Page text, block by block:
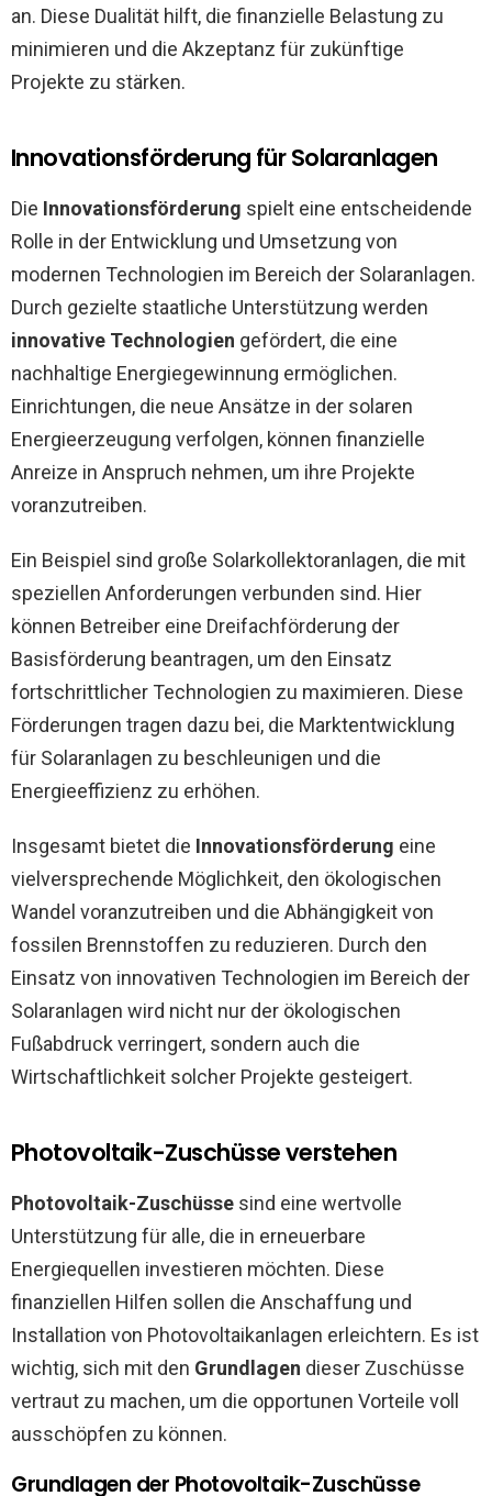
an. Diese Dualität hilft, die finanzielle Belastung zu
minimieren und die Akzeptanz für zukünftige
Projekte zu stärken.
Innovationsförderung für Solaranlagen
Die Innovationsförderung spielt eine entscheidende
Rolle in der Entwicklung und Umsetzung von
modernen Technologien im Bereich der Solaranlagen.
Durch gezielte staatliche Unterstützung werden
innovative Technologien gefördert, die eine
nachhaltige Energiegewinnung ermöglichen.
Einrichtungen, die neue Ansätze in der solaren
Energieerzeugung verfolgen, können finanzielle
Anreize in Anspruch nehmen, um ihre Projekte
voranzutreiben.
Ein Beispiel sind große Solarkollektoranlagen, die mit
speziellen Anforderungen verbunden sind. Hier
können Betreiber eine Dreifachförderung der
Basisförderung beantragen, um den Einsatz
fortschrittlicher Technologien zu maximieren. Diese
Förderungen tragen dazu bei, die Marktentwicklung
für Solaranlagen zu beschleunigen und die
Energieeffizienz zu erhöhen.
Insgesamt bietet die Innovationsförderung eine
vielversprechende Möglichkeit, den ökologischen
Wandel voranzutreiben und die Abhängigkeit von
fossilen Brennstoffen zu reduzieren. Durch den
Einsatz von innovativen Technologien im Bereich der
Solaranlagen wird nicht nur der ökologischen
Fußabdruck verringert, sondern auch die
Wirtschaftlichkeit solcher Projekte gesteigert.
Photovoltaik-Zuschüsse verstehen
Photovoltaik-Zuschüsse sind eine wertvolle
Unterstützung für alle, die in erneuerbare
Energiequellen investieren möchten. Diese
finanziellen Hilfen sollen die Anschaffung und
Installation von Photovoltaikanlagen erleichtern. Es ist
wichtig, sich mit den Grundlagen dieser Zuschüsse
vertraut zu machen, um die opportunen Vorteile voll
ausschöpfen zu können.
Grundlagen der Photovoltaik-Zuschüsse